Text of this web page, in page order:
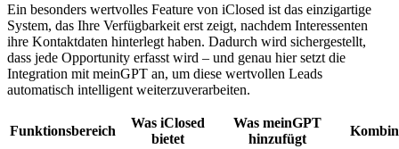
Ein besonders wertvolles Feature von iClosed ist das einzigartige
System, das Ihre Verfügbarkeit erst zeigt, nachdem Interessenten
ihre Kontaktdaten hinterlegt haben. Dadurch wird sichergestellt,
dass jede Opportunity erfasst wird – und genau hier setzt die
Integration mit meinGPT an, um diese wertvollen Leads
automatisch intelligent weiterzuverarbeiten.
Funktionsbereich
Was iClosed
bietet
Was meinGPT
hinzufügt